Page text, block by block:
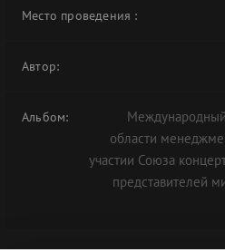
Место проведения :
Автор:
Альбом:
области
участии Союза
представителей